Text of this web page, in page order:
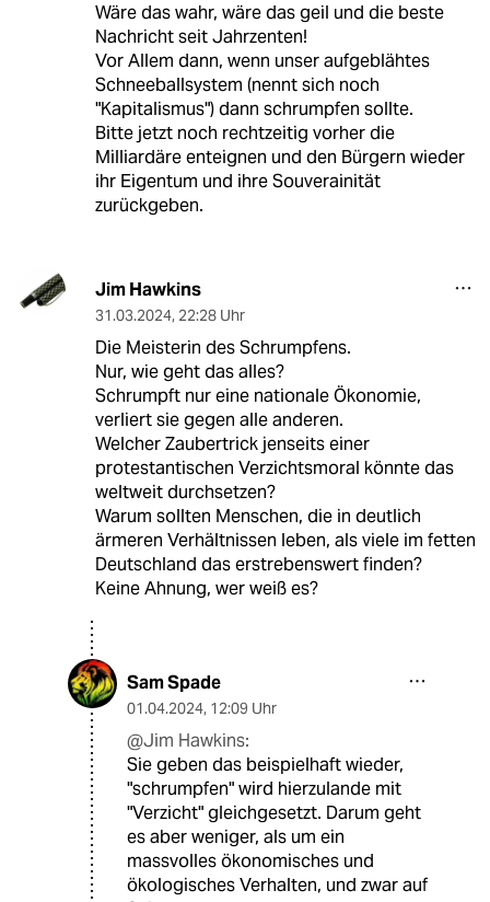
Wäre das wahr, wäre das geil und die beste
Nachricht seit Jahrzenten!
Vor Allem dann, wenn unser aufgeblähtes
Schneeballsystem (nennt sich noch
"Kapitalismus") dann schrumpfen sollte.
Bitte jetzt noch rechtzeitig vorher die
Milliardäre enteignen und den Bürgern wieder
ihr Eigentum und ihre Souverainität
zurückgeben.
Jim Hawkins
31.03.2024, 22:28 Uhr
Die Meisterin des Schrumpfens.
Nur, wie geht das alles?
Schrumpft nur eine nationale Ökonomie,
verliert sie gegen alle anderen.
Welcher Zaubertrick jenseits einer
protestantischen Verzichtsmoral könnte das
weltweit durchsetzen?
Warum sollten Menschen, die in deutlich
ärmeren Verhältnissen leben, als viele im fetten
Deutschland das erstrebenswert finden?
Keine Ahnung, wer weiß es?
Sam Spade
01.04.2024, 12:09 Uhr
@Jim Hawkins:
Sie geben das beispielhaft wieder,
"schrumpfen" wird hierzulande mit
"Verzicht" gleichgesetzt. Darum geht
es aber weniger, als um ein
massvolles ökonomisches und
ökologisches Verhalten, und zwar auf